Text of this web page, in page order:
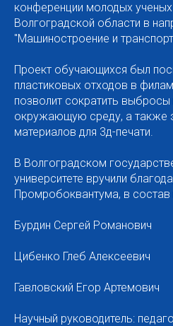
конференции молодых
Волгоградской области в
"Машиностроение и
Проект обучающихся был
пластиковых отходов в
позволит сократить
окружающую среду, а также
материалов для 3д-печати.
В Волгоградском
университете вручили
Промробоквантума, в
Бурдин Сергей Романович
Цибенко Глеб Алексеевич
Гавловский Егор Артемович
Научный руководитель: